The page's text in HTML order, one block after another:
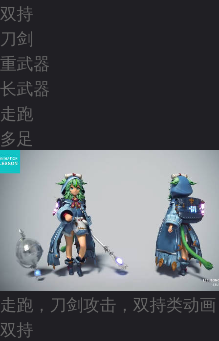
双持
刀剑
重武器
长武器
走跑
多足
走跑，刀剑攻击，双持类动画
双持